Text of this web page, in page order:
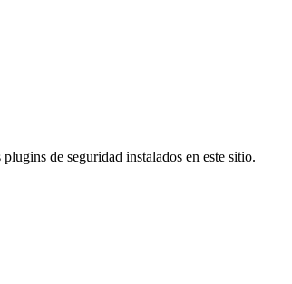
de seguridad instalados en este sitio.